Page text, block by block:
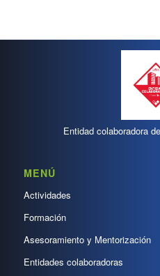
Entidad colaboradora
MENÚ
Actividades
Formación
Asesoramiento y Mentorización
Entidades colaboradoras